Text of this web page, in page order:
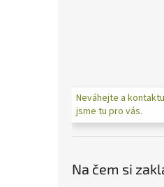
Neváhejte a
jsme tu pro vás.
Na čem si